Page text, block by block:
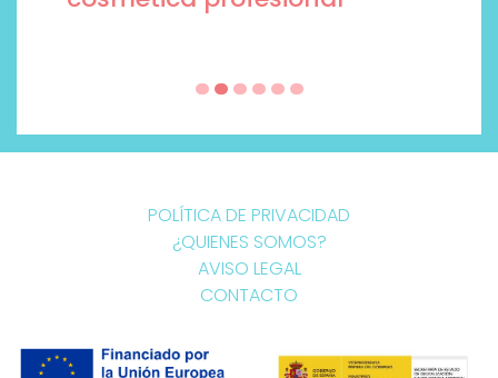
POLÍTICA DE PRIVACIDAD
¿QUIENES SOMOS?
AVISO LEGAL
CONTACTO